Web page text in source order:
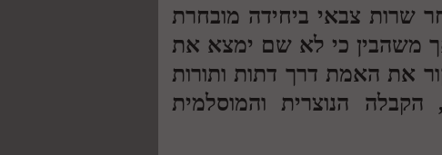
שרות צבאי ביחידה מובחרת
משהבין כי לא שם ימצא את
את האמת דרך דתות ותורות
הקבלה הנוצרית והמוסלמית